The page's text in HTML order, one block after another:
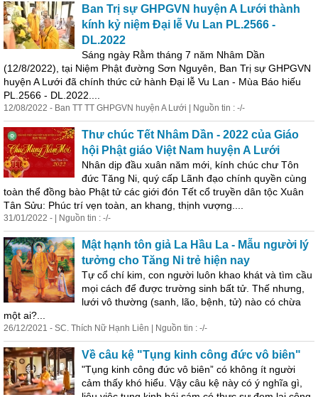
Ban Trị sự GHPGVN huyện A Lưới thành
kính kỷ niệm Đại lễ Vu Lan PL.2566 -
DL.2022
Sáng ngày Rằm tháng 7 năm Nhâm Dần
(12/8/2022), tại Niệm Phật đường Sơn Nguyên, Ban Trị sự GHPGVN
huyện A Lưới đã chính thức cử hành Đại lễ Vu Lan - Mùa Báo hiếu
PL.2566 - DL.2022....
12/08/2022 - Ban TT TT GHPGVN huyện A Lưới | Nguồn tin : -/-
Thư chúc Tết Nhâm Dần - 2022 của Giáo
hội Phật giáo Việt Nam huyện A Lưới
Nhân dịp đầu xuân năm mới, kính chúc chư Tôn
đức Tăng Ni, quý cấp Lãnh đạo chính quyền cùng
toàn thể đồng bào Phật tử các giới đón Tết cổ truyền dân tộc Xuân
Tân Sửu: Phúc trí vẹn toàn , an khang, thịnh vượng....
31/01/2022 - | Nguồn tin : -/-
Mật hạnh tôn giả La Hầu La - Mẫu người lý
tưởng cho Tăng Ni trẻ hiện nay
Tự cổ chí kim, con người luôn khao khát và tìm cầu
mọi cách để được trường sinh bất tử. Thế nhưng,
lưới vô thường (sanh, lão, bệnh, tử) nào có chừa
một ai?...
26/12/2021 - SC. Thích Nữ Hạnh Liên | Nguồn tin : -/-
Về câu kệ "Tụng kinh công đức vô biên"
"Tụng kinh công đức vô biên” có không ít người
cảm thấy khó hiểu. Vậy câu kệ này có ý nghĩa gì,